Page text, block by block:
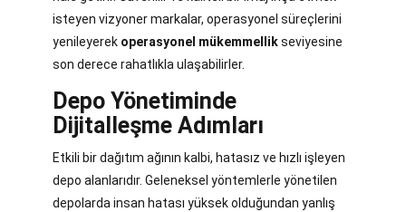
isteyen vizyoner markalar, operasyonel süreçlerini
yenileyerek operasyonel mükemmellikseviyesine
son derece rahatlıkla ulaşabilirler.
Depo Yönetiminde
Dijitalleşme Adımları
Etkili bir dağıtım ağının kalbi, hatasız ve hızlı işleyen
depo alanlarıdır. Geleneksel yöntemlerle yönetilen
depolarda insan hatası yüksek olduğundan yanlış